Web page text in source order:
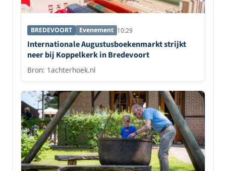
BREDEVOORT Evenement 10:29
Internationale Augustusboekenmarkt strijkt
neer bij Koppelkerk in Bredevoort
Bron: 1achterhoek.nl